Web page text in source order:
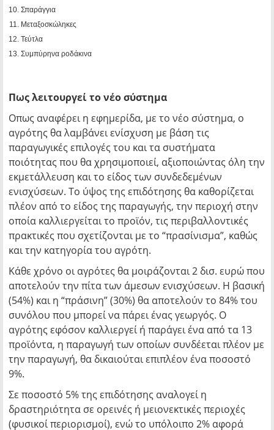
Σπαράγγια
Μεταξοσκώληκες
Τεύτλα
Συμπύρηνα ροδάκινα
Πως λειτουργεί το νέο σύστημα
Οπως αναφέρει η εφημερίδα, με το νέο σύστημα, ο
αγρότης θα λαμβάνει ενίσχυση με βάση τις
παραγωγικές επιλογές του και τα συστήματα
ποιότητας που θα χρησιμοποιεί, αξιοποιώντας όλη την
εκμετάλλευση και το είδος των συνδεδεμένων
ενισχύσεων. Το ύψος της επιδότησης θα καθορίζεται
πλέον από το είδος της παραγωγής, την περιοχή στην
οποία καλλιεργείται το προϊόν, τις περιβαλλοντικές
πρακτικές που σχετίζονται με το “πρασίνισμα”, καθώς
και την κατηγορία του αγρότη.
Κάθε χρόνο οι αγρότες θα μοιράζονται 2 δισ. ευρώ που
αποτελούν την πίτα των άμεσων ενισχύσεων. Η βασική
(54%) και η “πράσινη” (30%) θα αποτελούν το 84% του
συνόλου που μπορεί να πάρει ένας γεωργός. Ο
αγρότης εφόσον καλλιεργεί ή παράγει ένα από τα 13
προϊόντα, η παραγωγή των οποίων συνδέεται πλέον με
την παραγωγή, θα δικαιούται επιπλέον ένα ποσοστό
9%.
Σε ποσοστό 5% της επιδότησης αναλογεί η
δραστηριότητα σε ορεινές ή μειονεκτικές περιοχές
(φυσικοί περιορισμοί), ενώ το υπόλοιπο 2% αφορά